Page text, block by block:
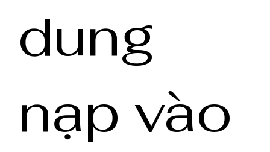
dung
nạp vào